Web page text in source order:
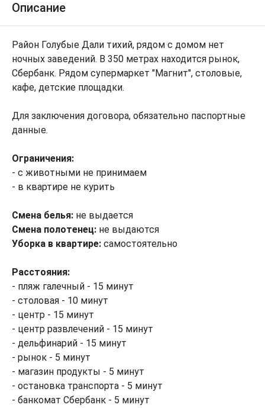
Описание
Район Голубые Дали тихий, рядом с домом нет
ночных заведений. В 350 метрах находится рынок,
Сбербанк. Рядом супермаркет "Магнит", столовые,
кафе, детские площадки.
Для заключения договора, обязательно паспортные
данные.
Ограничения:
- с животными не принимаем
- в квартире не курить
Смена белья: не выдается
Смена полотенец: не выдаются
Уборка в квартире: самостоятельно
Расстояния:
- пляж галечный - 15 минут
- столовая - 10 минут
- центр - 15 минут
- центр развлечений - 15 минут
- дельфинарий - 15 минут
- рынок - 5 минут
- магазин продукты - 5 минут
- остановка транспорта - 5 минут
- банкомат Сбербанк - 5 минут